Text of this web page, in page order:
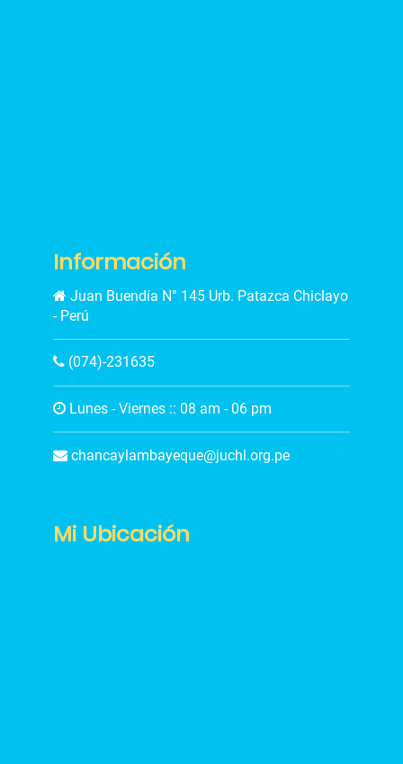
Información
Juan Buendía N° 145 Urb. Patazca Chiclayo
- Perú
(074)-231635
Lunes - Viernes :: 08 am - 06 pm
chancaylambayeque@juchl.org.pe
Mi Ubicación